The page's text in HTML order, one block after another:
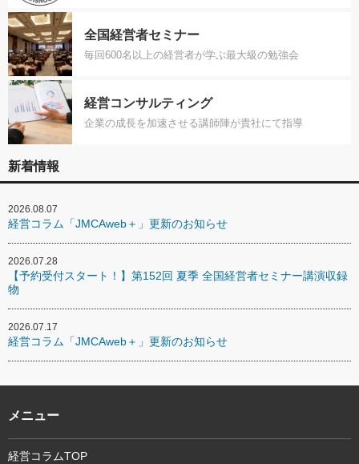
全国経営者セミナー
毎回600名以上の経営者が学ぶ最大級の勉強会
経営コンサルティング
企業の成長を加速させる講師陣が貴社にて指導
新着情報
2026.08.07
経営コラム「JMCAweb＋」更新のお知らせ
2026.07.28
【予約受付スタート！】第152回 夏季 全国経営者セミナー講演収録
物
2026.07.17
経営コラム「JMCAweb＋」更新のお知らせ
メニュー
経営コラムTOP